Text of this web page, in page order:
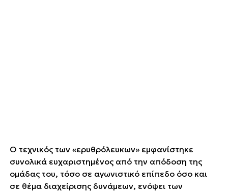
Ο τεχνικός των «ερυθρόλευκων» εμφανίστηκε
συνολικά ευχαριστημένος από την απόδοση της
ομάδας του, τόσο σε αγωνιστικό επίπεδο όσο και
σε θέμα διαχείρισης δυνάμεων, ενόψει των